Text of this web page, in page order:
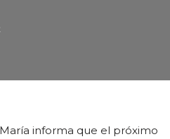
informa que el próximo